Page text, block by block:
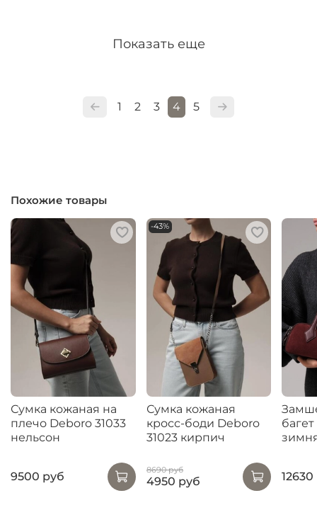
Показать еще
1 2 3 4 5
Похожие товары
Сумка кожаная на
плечо Deboro 31033
нельсон
9500 руб
-43%
Сумка кожаная
кросс-боди Deboro
31023 кирпич
8690 руб
4950 руб